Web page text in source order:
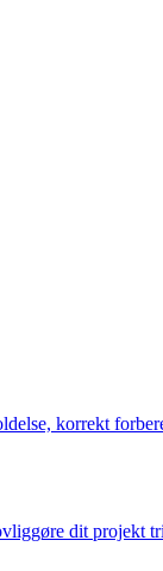
korrekt
dit projekt